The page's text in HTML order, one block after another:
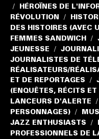
/
HÉROÏNES DE
RÉVOLUTION
/
DES HISTOIRES (AVEC
FEMMES SANDWICH /
JEUNESSE
/
JOURNALISTES DE
RÉALISATEURS/
ET DE REPORTAGES
/
(ENQUÊTES, RÉCITS
LANCEURS D'ALERTE /
PERSONNAGES) /
JAZZ ENTHUSIASTS
/
PROFESSIONNELS DE